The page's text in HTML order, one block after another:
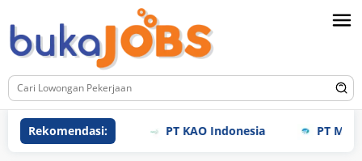
ke
konten
Rekomendasi: PT KAO Indonesia PT